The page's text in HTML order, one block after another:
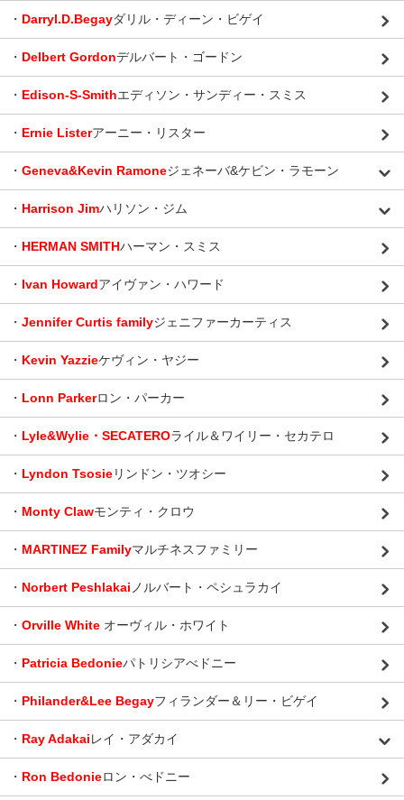
・ Darryl.D.Begayダリル・ディーン・ビゲイ
・ Delbert Gordonデルバート・ゴードン
・ Edison-S-Smithエディソン・サンディー・スミス
・ Ernie Listerアーニー・リスター
・ Geneva&Kevin Ramoneジェネーバ&ケビン・ラモーン
・ Harrison Jimハリソン・ジム
・ HERMAN SMITHハーマン・スミス
・ Ivan Howardアイヴァン・ハワード
・ Jennifer Curtis familyジェニファーカーティス
・ Kevin Yazzieケヴィン・ヤジー
・ Lonn Parkerロン・パーカー
・ Lyle&Wylie・SECATEROライル＆ワイリー・セカテロ
・ Lyndon Tsosieリンドン・ツオシー
・ Monty Clawモンティ・クロウ
・ MARTINEZ Familyマルチネスファミリー
・ Norbert Peshlakai ノルバート・ペシュラカイ
・ Orville White オーヴィル・ホワイト
・ Patricia Bedonieパトリシアべドニー
・ Philander&Lee Begayフィランダー＆リー・ビゲイ
・ Ray Adakaiレイ・アダカイ
・ Ron Bedonieロン・べドニー